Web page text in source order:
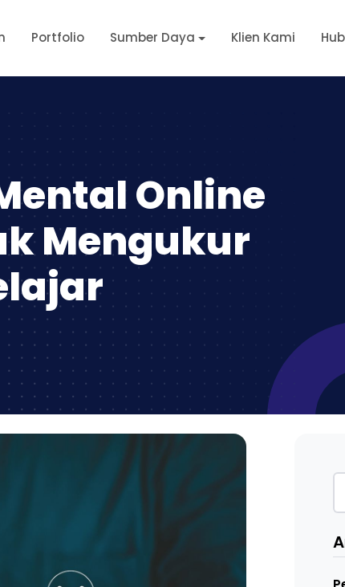
Portfolio Sumber Daya Klien Kami
Online
Mengukur